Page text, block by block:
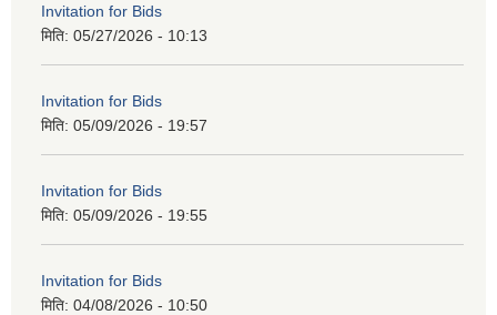
Invitation for Bids
मिति: 05/27/2026 - 10:13
Invitation for Bids
मिति: 05/09/2026 - 19:57
Invitation for Bids
मिति: 05/09/2026 - 19:55
Invitation for Bids
मिति: 04/08/2026 - 10:50